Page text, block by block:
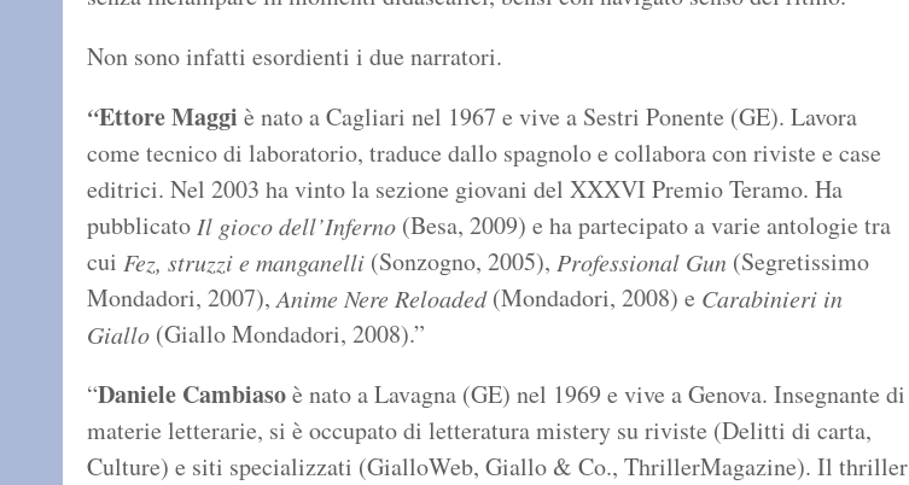
Non sono infatti esordienti i due narratori.
“Ettore Maggi è nato a Cagliari nel 1967 e vive a Sestri Ponente (GE). Lavora
come tecnico di laboratorio, traduce dallo spagnolo e collabora con riviste e case
editrici. Nel 2003 ha vinto la sezione giovani del XXXVI Premio Teramo. Ha
pubblicatoIl gioco dell’Inferno (Besa, 2009) e ha partecipato a varie antologie tra
cui Fez, struzzi e manganelli (Sonzogno, 2005), Professional Gun (Segretissimo
Mondadori, 2007), Anime Nere Reloaded(Mondadori, 2008) e Carabinieri in
Giallo (Giallo Mondadori, 2008).”
“Daniele Cambiasoè nato a Lavagna (GE) nel 1969 e vive a Genova. Insegnante di
materie letterarie, si è occupato di letteratura mistery su riviste (Delitti di carta,
Culture) e siti specializzati (GialloWeb, Giallo & Co., ThrillerMagazine). Il thriller